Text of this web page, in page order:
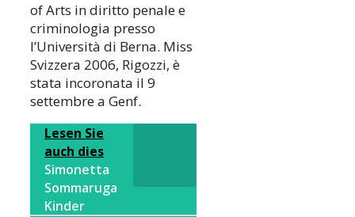
of Arts in diritto penale e
criminologia presso
l’Università di Berna. Miss
Svizzera 2006, Rigozzi, è
stata incoronata il 9
settembre a Genf.
Lesen Sie
auch dies
Simonetta
Sommaruga
Kinder